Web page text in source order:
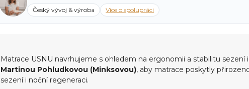
Český vývoj & výroba Více o spolupráci
Matrace USNU navrhujeme s ohledem na ergonomii a stabilitu
Martinou Pohludkovou (Minksovou), aby matrace poskytly
sezení i noční regeneraci.